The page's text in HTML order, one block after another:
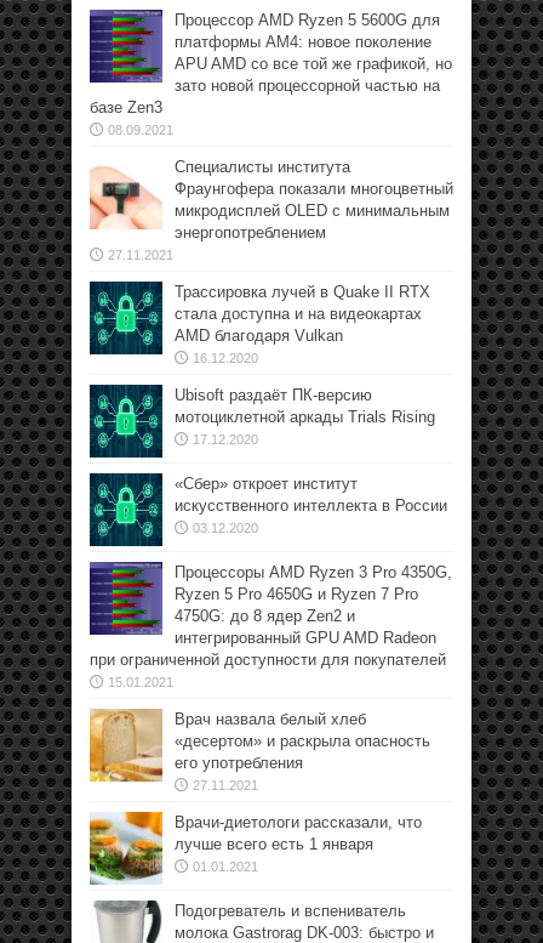
Процессор AMD Ryzen 5 5600G для
платформы АМ4: новое поколение
APU AMD со все той же графикой, но
зато новой процессорной частью на
базе Zen3
08.09.2021
Специалисты института
Фраунгофера показали многоцветный
микродисплей OLED с минимальным
энергопотреблением
27.11.2021
Трассировка лучей в Quake II RTX
стала доступна и на видеокартах
AMD благодаря Vulkan
16.12.2020
Ubisoft раздаёт ПК-версию
мотоциклетной аркады Trials Rising
17.12.2020
«Сбер» откроет институт
искусственного интеллекта в России
03.12.2020
Процессоры AMD Ryzen 3 Pro 4350G,
Ryzen 5 Pro 4650G и Ryzen 7 Pro
4750G: до 8 ядер Zen2 и
интегрированный GPU AMD Radeon
при ограниченной доступности для покупателей
15.01.2021
Врач назвала белый хлеб
«десертом» и раскрыла опасность
его употребления
27.11.2021
Врачи-диетологи рассказали, что
лучше всего есть 1 января
01.01.2021
Подогреватель и вспениватель
молока Gastrorag DK-003: быстро и